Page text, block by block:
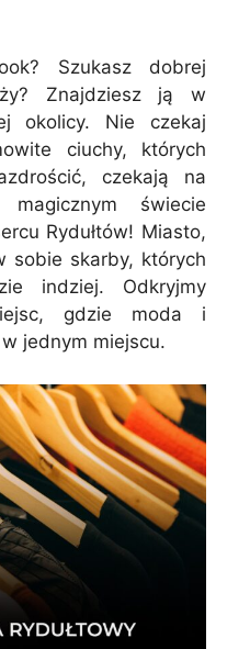
Szukasz dobrej
Znajdziesz ją w
okolicy. Nie czekaj
ciuchy, których
czekają na
świecie
Rydułtów! Miasto,
sobie skarby, których
indziej. Odkryjmy
gdzie moda i
jednym miejscu.